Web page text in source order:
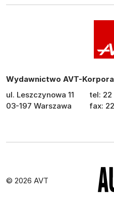
Wydawnictwo AVT-
ul. Leszczynowa 11
03-197 Warszawa
tel:
fax:
© 2026 AVT